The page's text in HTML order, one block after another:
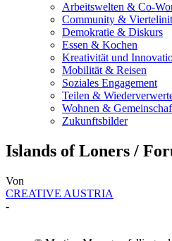
Arbeitswelten & Co-
Community &
Demokratie & Diskurs
Essen & Kochen
Kreativität und
Mobilität & Reisen
Soziales Engagement
Teilen &
Wohnen &
Zukunftsbilder
Islands of Loners /
Von
CREATIVE AUSTRIA
-